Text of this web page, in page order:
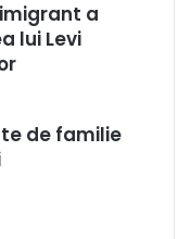
a
lui Levi
de familie